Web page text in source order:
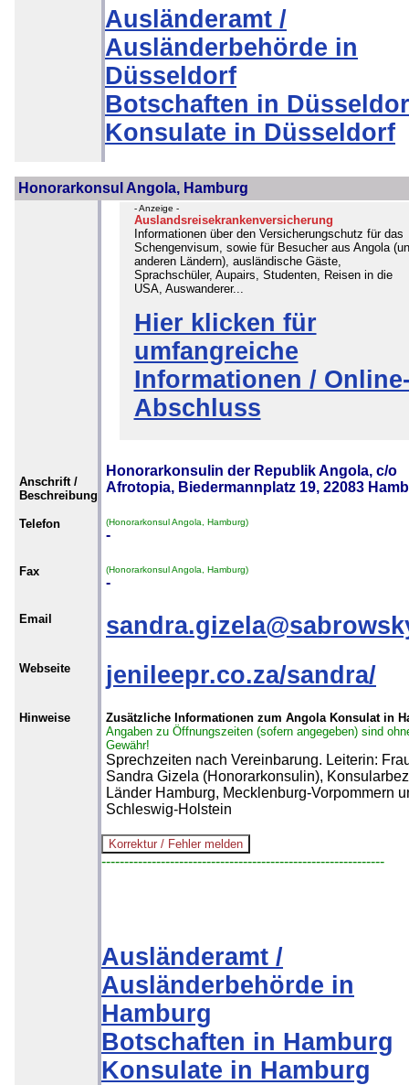
Ausländeramt /
Ausländerbehörde in
Düsseldorf
Botschaften in
Konsulate in Düsseldorf
Honorarkonsul Angola, Hamburg
- Anzeige -
Auslandsreisekrankenversicherung
Informationen über den Versicherungschutz für das
Schengenvisum, sowie für Besucher aus Angola
anderen Ländern), ausländische Gäste,
Sprachschüler, Aupairs, Studenten, Reisen in die
USA, Auswanderer...
Hier klicken für
umfangreiche
Informationen /
Abschluss
Anschrift /
Beschreibung
Honorarkonsulin der Republik Angola, c/o
Afrotopia, Biedermannplatz 19, 22083
Telefon (Honorarkonsul Angola, Hamburg)
-
Fax (Honorarkonsul Angola, Hamburg)
-
Email
Webseite jenileepr.co.za/sandra/
Hinweise
Zusätzliche Informationen zum Angola Konsulat in
Angaben zu Öffnungszeiten (sofern angegeben) sind
Gewähr!
Sprechzeiten nach Vereinbarung. Leiterin:
Sandra Gizela (Honorarkonsulin),
Länder Hamburg, Mecklenburg-Vorpommern
Schleswig-Holstein
--------------------------------------------------------------
Ausländeramt /
Ausländerbehörde in
Hamburg
Botschaften in Hamburg
Konsulate in Hamburg